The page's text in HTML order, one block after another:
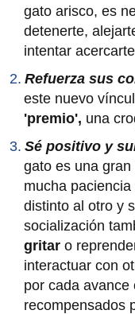
gato arisco, es
detenerte,
intentar
Refuerza sus
este nuevo
'premio', una
Sé positivo y
gato es una
mucha
distinto al otro y
socialización
gritar o
interactuar con
por cada avance
recompensados